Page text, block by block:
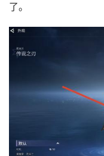
了。